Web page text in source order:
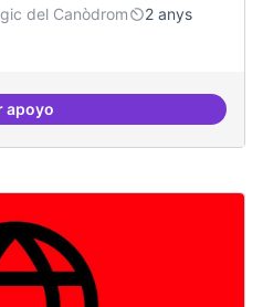
del Canòdrom
2 anys
apoyo
Revisió interna del Model de